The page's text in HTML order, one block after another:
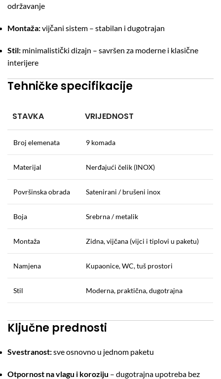
održavanje
Montaža:vijčani sistem – stabilan i dugotrajan
Stil: minimalistički dizajn – savršen za moderne i klasične
interijere
Tehničke specifikacije
STAVKA VRIJEDNOST
Broj elemenata 9 komada
Materijal Nerđajući čelik (INOX)
Površinska obrada Satenirani / brušeni inox
Boja Srebrna / metalik
Montaža Zidna, vijčana (vijci i tiplovi u paketu)
Namjena Kupaonice, WC, tuš prostori
Stil Moderna, praktična, dugotrajna
Ključne prednosti
Svestranost:sve osnovno u jednom paketu
Otpornost na vlagu i koroziju – dugotrajna upotreba bez